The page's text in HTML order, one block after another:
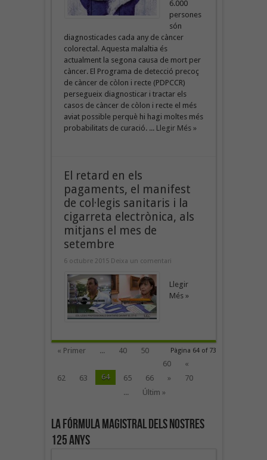
6.000
persones
són
diagnosticades cada any de càncer
colorectal. Aquesta malaltia és
actualment la segona causa de mort per
càncer. El Programa de detecció precoç
de càncer de còlon i recte (PDPCCR)
persegueix diagnosticar i tractar els
casos de càncer de còlon i recte el més
aviat possible perquè hi hagi moltes més
probabilitats de curació. ... Llegir Més »
El retard en els
pagaments, el manifest
de col·legis sanitaris i la
cigarreta electrònica, als
mitjans el mes de
setembre
6 octubre 2015 Deixa un comentari
Llegir
Més »
Pàgina 64 of 73
« Primer ... 40
50
60
«
62
63 64 65 66 »
70
...
Últim »
La fórmula magistral dels nostres
125 anys